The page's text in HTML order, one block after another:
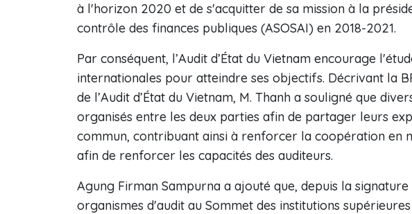
à l'horizon 2020 et de s'acquitter de sa mission à la
contrôle des finances publiques (ASOSAI) en 2018-2021.
Par conséquent, l’Audit d’État du Vietnam encourage
internationales pour atteindre ses objectifs. Décrivant la
de l’Audit d’État du Vietnam, M. Thanh a souligné que
organisés entre les deux parties afin de partager leurs
commun, contribuant ainsi à renforcer la coopération en
afin de renforcer les capacités des auditeurs.
Agung Firman Sampurna a ajouté que, depuis la
organismes d'audit au Sommet des institutions